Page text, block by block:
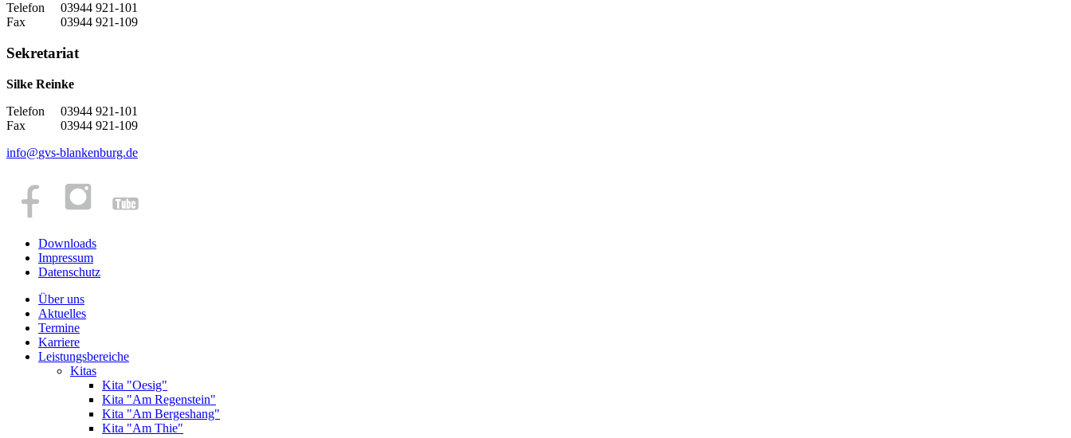
Telefon 03944 921-101
Fax 03944 921-109
Sekretariat
Silke Reinke
Telefon 03944 921-101
Fax 03944 921-109
info@gvs-blankenburg.de
Downloads
Impressum
Datenschutz
Über uns
Aktuelles
Termine
Karriere
Leistungsbereiche
Kitas
Kita "Oesig"
Kita "Am Regenstein"
Kita "Am Bergeshang"
Kita "Am Thie"